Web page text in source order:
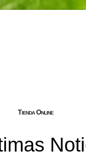
Tienda Online